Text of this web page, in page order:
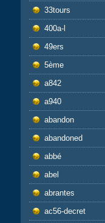
33tours
400a-l
49ers
5ème
a842
a940
abandon
abandoned
abbé
abel
abrantes
ac56-decret